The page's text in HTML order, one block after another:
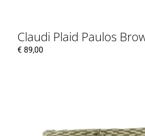
Claudi Plaid Paulos
€ 89,00